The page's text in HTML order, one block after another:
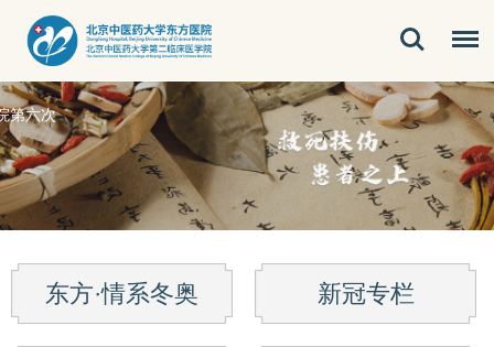
第六次
东方·情系冬奥 新冠专栏